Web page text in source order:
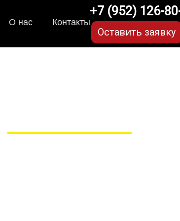
О нас Контакты
+7 (952) 126-
Оставить заявку